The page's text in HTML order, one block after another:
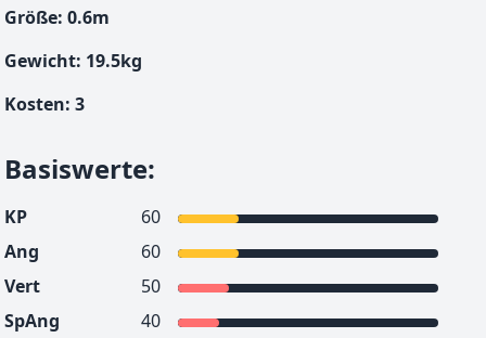
Größe: 0.6m
Gewicht: 19.5kg
Kosten: 3
Basiswerte:
KP
60
Ang
60
Vert
50
SpAng
40